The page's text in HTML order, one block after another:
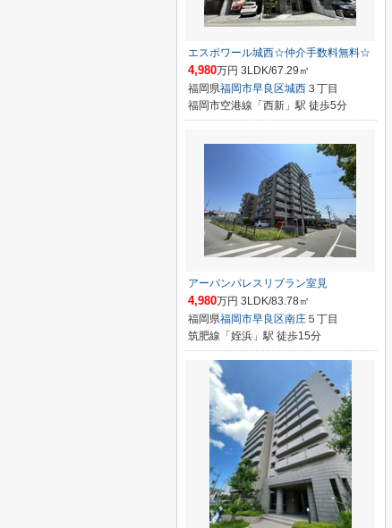
エスポワール城西☆仲介手数料無料☆
4,980万円 3LDK/67.29㎡
福岡県福岡市早良区城西 ３丁目
福岡市空港線「西新」駅 徒歩5分
アーバンパレスリブラン室見
4,980万円 3LDK/83.78㎡
福岡県福岡市早良区南庄 ５丁目
筑肥線「姪浜」駅 徒歩15分